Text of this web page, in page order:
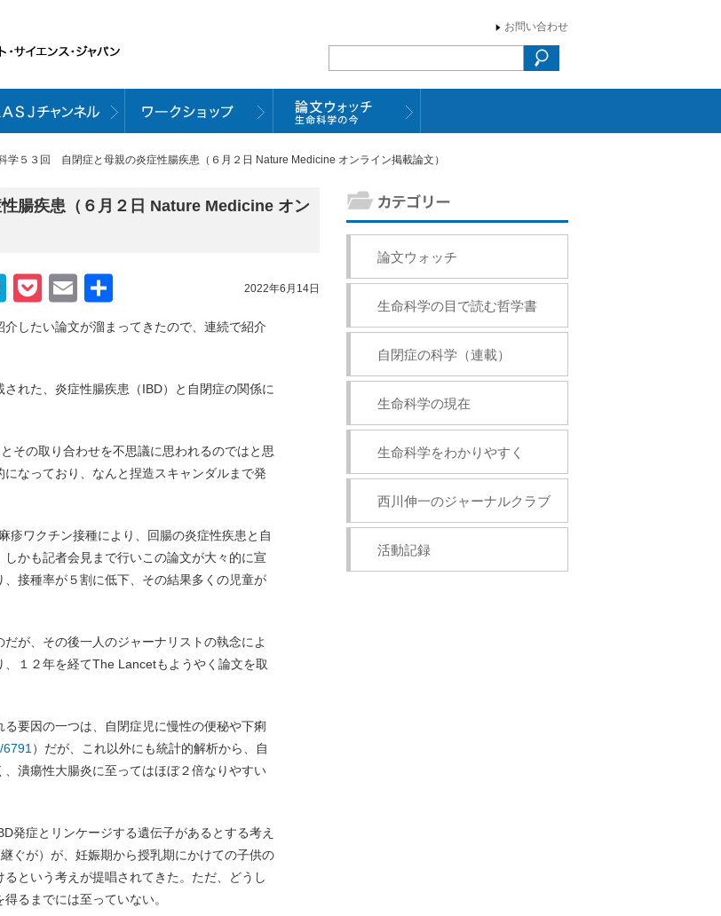
お問い合わせ
学５３回 自閉症と母親の炎症性腸疾患（６月２日 Nature Medicine オンライン掲載論文）
腸疾患（６月２日 Nature Medicine オン
2022年6月14日
Hatena
Pocket
Email
有
したい論文が溜まってきたので、連続で紹介
れた、炎症性腸疾患（IBD）と自閉症の関係に
その取り合わせを不思議に思われるのではと思
なっており、なんと捏造スキャンダルまで発
疹ワクチン接種により、回腸の炎症性疾患と自
かも記者会見まで行いこの論文が大々的に宣
接種率が５割に低下、その結果多くの児童が
が、その後一人のジャーナリストの執念によ
１２年を経てThe Lancetもようやく論文を取
要因の一つは、自閉症児に慢性の便秘や下痢
）だが、これ以外にも統計的解析から、自
潰瘍性大腸炎に至ってはほぼ２倍なりやすい
発症とリンケージする遺伝子があるとする考え
ぐが）が、妊娠期から授乳期にかけての子供の
という考えが提唱されてきた。ただ、どうし
るまでには至っていない。
論文ウォッチ
生命科学の目で読む哲学書
自閉症の科学（連載）
生命科学の現在
生命科学をわかりやすく
西川伸一のジャーナルクラブ
活動記録